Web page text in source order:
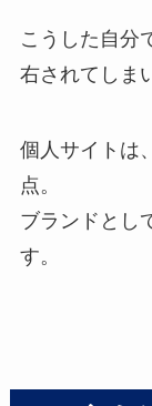
こうした自分
右されてしま
個人サイトは
点。
ブランドとし
す。